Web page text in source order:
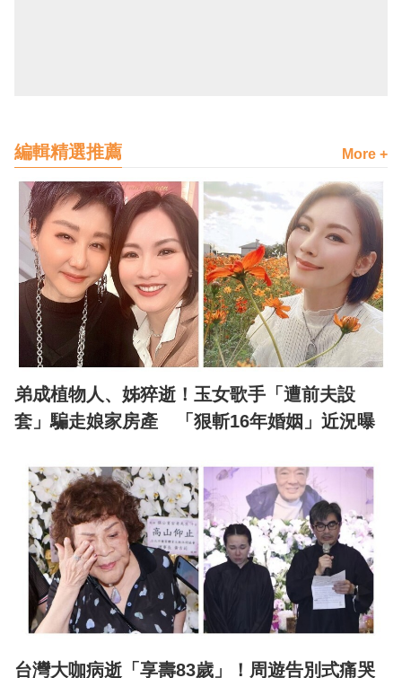
編輯精選推薦 More +
弟成植物人、姊猝逝！玉女歌手「遭前夫設
套」騙走娘家房產 「狠斬16年婚姻」近況曝
台灣大咖病逝「享壽83歲」！周遊告別式痛哭